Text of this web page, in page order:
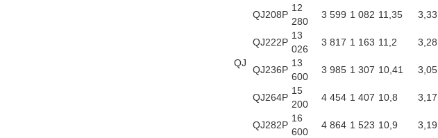
QJ
QJ208P
12
280
3 599 1 082 11,35 3,33
QJ222P
13
026
3 817 1 163 11,2 3,28
QJ236P
13
600
3 985 1 307 10,41 3,05
QJ264P
15
200
4 454 1 407 10,8 3,17
QJ282P
16
600
4 864 1 523 10,9 3,19